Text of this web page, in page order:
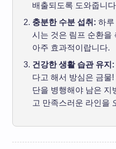
배출되도록 도와줍니
충분한 수분 섭취: 하루
시는 것은 림프 순환을
아주 효과적이랍니다.
건강한 생활 습관 유지:
다고 해서 방심은 금물
단을 병행해야 남은 지
고 만족스러운 라인을